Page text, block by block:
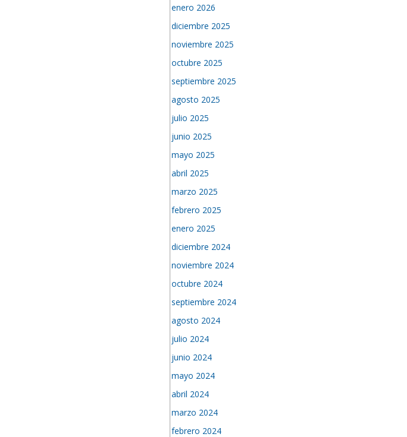
enero 2026
diciembre 2025
noviembre 2025
octubre 2025
septiembre 2025
agosto 2025
julio 2025
junio 2025
mayo 2025
abril 2025
marzo 2025
febrero 2025
enero 2025
diciembre 2024
noviembre 2024
octubre 2024
septiembre 2024
agosto 2024
julio 2024
junio 2024
mayo 2024
abril 2024
marzo 2024
febrero 2024